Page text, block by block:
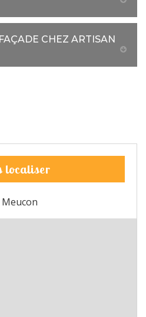
CHEZ ARTISAN
localiser
Meucon